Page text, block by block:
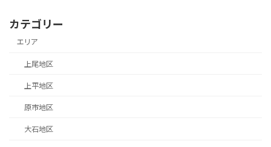
カテゴリー
エリア
上尾地区
上平地区
原市地区
大石地区